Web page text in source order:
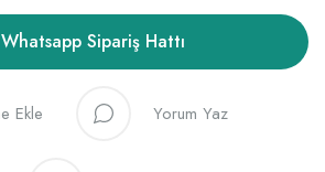
Whatsapp Sipariş Hattı
Yorum Yaz